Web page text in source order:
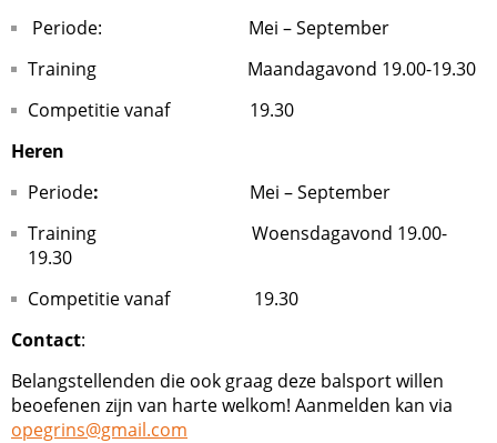
Periode: Mei – September
Training Maandagavond 19.00-19.30
Competitie vanaf 19.30
Heren
Periode: Mei – September
Training Woensdagavond 19.00-
19.30
Competitie vanaf 19.30
Contact:
Belangstellenden die ook graag deze balsport willen
beoefenen zijn van harte welkom! Aanmelden kan via
opegrins@gmail.com